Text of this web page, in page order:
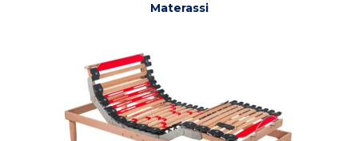
Materassi